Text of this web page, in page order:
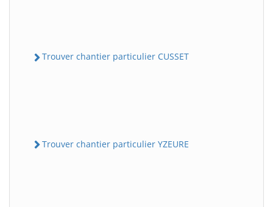
Trouver chantier particulier CUSSET
Trouver chantier particulier YZEURE